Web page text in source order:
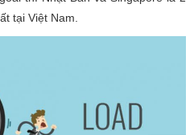
tại Việt Nam.